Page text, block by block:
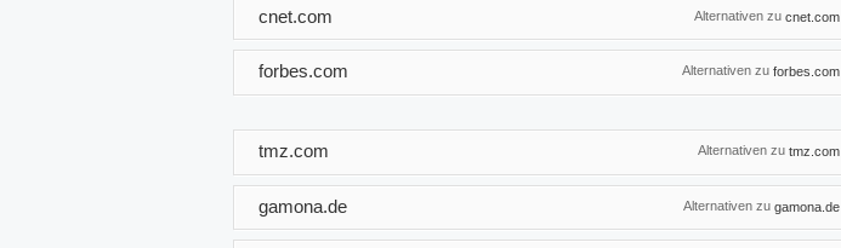
Alternativen zu cnet.com
cnet.com
Alternativen zu forbes.com
forbes.com
Alternativen zu tmz.com
tmz.com
Alternativen zu gamona.de
gamona.de